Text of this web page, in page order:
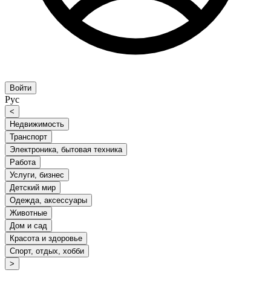
Войти
Рус
<
Недвижимость
Транспорт
Электроника, бытовая техника
Работа
Услуги, бизнес
Детский мир
Одежда, аксессуары
Животные
Дом и сад
Красота и здоровье
Спорт, отдых, хобби
>